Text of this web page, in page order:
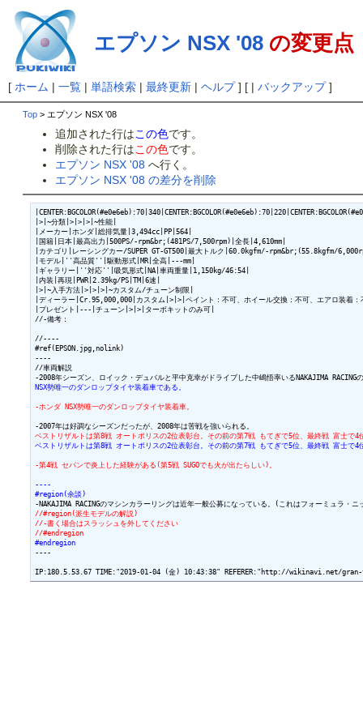
エプソン NSX '08の変更点
[ ホーム | 一覧| 単語検索| 最終更新| ヘルプ] [ | バックアップ]
Top > エプソン NSX '08
追加された行はこの色です。
削除された行はこの色です。
エプソン NSX '08 へ行く。
エプソン NSX '08 の差分を削除
|>|~分類|>|>|>|~性能|
|メーカー|ホンダ|総排気量|3,494cc|PP|564|
|国籍|日本|最高出力|500PS/-rpm&br;(481PS/7,500rpm)|全長|4,610mm|
|カテゴリ|レーシングカー/SUPER GT-GT500|最大トルク|60.0kgfm/-rpm&br;(55.8kgfm/
|モデル|''高品質''|駆動形式|MR|全高|---mm|
|ギャラリー|''対応''|吸気形式|NA|車両重量|1,150kg/46:54|
|内装|再現|PWR|2.39kg/PS|TM|6速|
|>|~入手方法|>|>|>|~カスタム/チューン制限|
|ディーラー|Cr.95,000,000|カスタム|>|>|ペイント：不可、ホイール交換：不可、エアロ装着
|プレゼント|---|チューン|>|>|ターボキットのみ可|
//-備考：
//----
#ref(EPSON.jpg,nolink)
----
//車両解説
NSX勢唯一のダンロップタイヤ装着車である。
-ホンダ NSX勢唯一のダンロップタイヤ装着車。
ベストリザルトは第8戦 オートポリスの2位表彰台。その前の第7戦 もてぎで5位、最終戦 富士で
ベストリザルトは第8戦 オートポリスの2位表彰台。その前の第7戦 もてぎで5位、最終戦 富士で
-第4戦 セパンで炎上した経験がある(第5戦 SUGOでも火が出たらしい)。
----
#region(余談)
//#region(派生モデルの解説)
//-書く場合はスラッシュを外してください
//#endregion
#endregion